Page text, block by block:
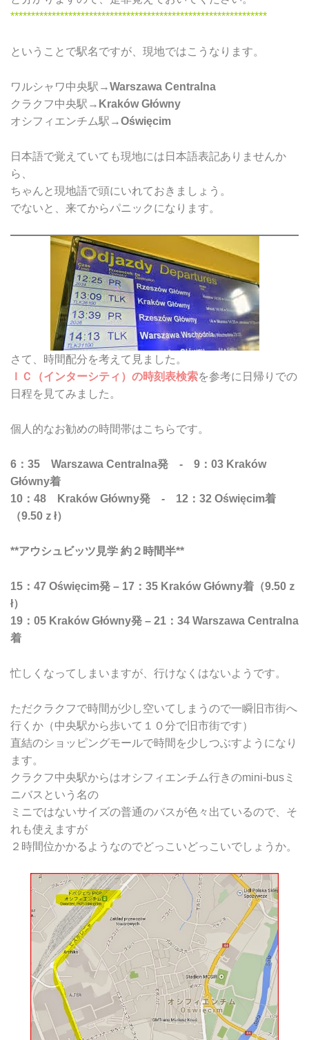
**************************************************************
ということで駅名ですが、現地ではこうなります。
ワルシャワ中央駅→Warszawa Centralna
クラクフ中央駅→ Kraków Główny
オシフィエンチム駅→Oświęcim
日本語で覚えていても現地には日本語表記ありませんか
ら、
ちゃんと現地語で頭にいれておきましょう。
でないと、来てからパニックになります。
さて、時間配分を考えて見ました。
ＩＣ（インターシティ）の時刻表検索を参考に日帰りでの
日程を見てみました。
個人的なお勧めの時間帯はこちらです。
6：35 Warszawa Centralna発 - 9：03 Kraków
Główny着
10：48 Kraków Główny発 - 12：32 Oświęcim着
（9.50ｚł）
**アウシュビッツ見学 約２時間半**
15：47 Oświęcim発 – 17：35 Kraków Główny着 （9.50ｚ
ł）
19：05 Kraków Główny発 – 21：34 Warszawa Centralna
着
忙しくなってしまいますが、行けなくはないようです。
ただクラクフで時間が少し空いてしまうので一瞬旧市街へ
行くか（中央駅から歩いて１０分で旧市街です）
直結のショッピングモールで時間を少しつぶすようになり
ます。
クラクフ中央駅からはオシフィエンチム行きのmini-busミ
ニバスという名の
ミニではないサイズの普通のバスが色々出ているので、そ
れも使えますが
２時間位かかるようなのでどっこいどっこいでしょうか。